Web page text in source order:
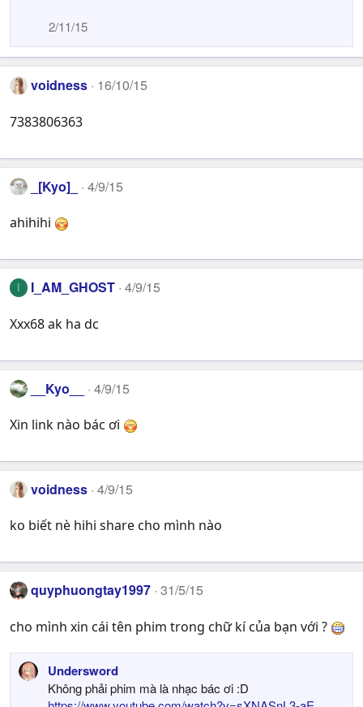
2/11/15
voidness 16/10/15
7383806363
_[Kyo]_ 4/9/15
ahihihi
I_AM_GHOST 4/9/15
Xxx68 ak ha dc
__Kyo__ 4/9/15
Xin link nào bác ơi
voidness 4/9/15
ko biết nè hihi share cho mình nào
quyphuongtay1997 31/5/15
cho mình xin cái tên phim trong chữ kí của bạn với ?
Undersword
Không phải phim mà là nhạc bác ơi :D